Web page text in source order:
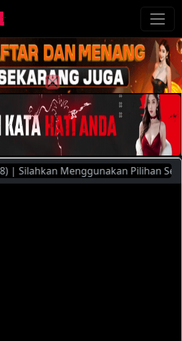
Menggunakan Pilihan